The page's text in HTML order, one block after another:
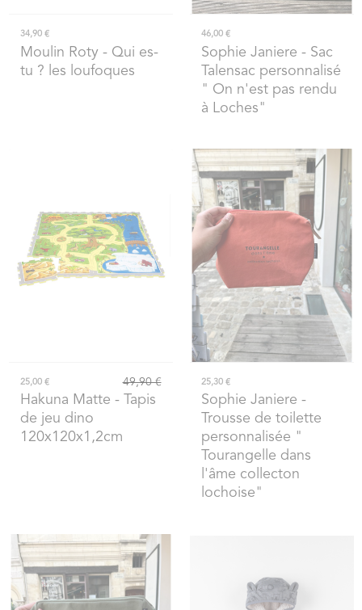
34,90 €
Moulin Roty- Qui es-
tu ? les loufoques
46,00 €
Sophie Janiere - Sac
Talensac personnalisé
" On n'est pas rendu
à Loches"
25,00 € 49,90 €
Hakuna Matte - Tapis
de jeu dino
120x120x1,2cm
25,30 €
Sophie Janiere -
Trousse de toilette
personnalisée "
Tourangelle dans
l'âme collecton
lochoise"